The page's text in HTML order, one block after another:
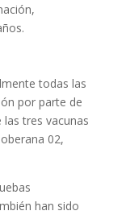
todas las
por parte de
las tres vacunas
02,
han sido